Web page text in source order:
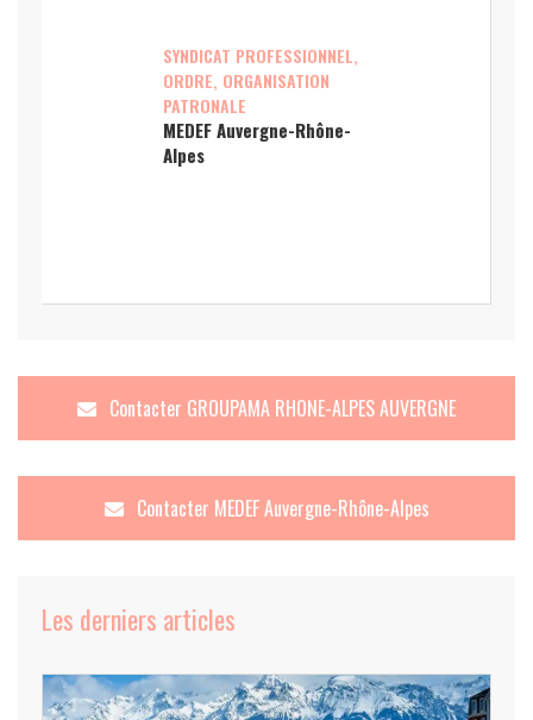
SYNDICAT PROFESSIONNEL,
ORDRE, ORGANISATION
PATRONALE
MEDEF Auvergne-Rhône-
Alpes
Contacter GROUPAMA RHONE-ALPES AUVERGNE
Contacter MEDEF Auvergne-Rhône-Alpes
Les derniers articles